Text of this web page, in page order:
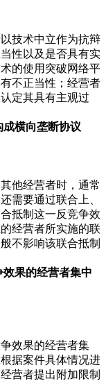
技术中立作为抗辩
性以及是否具有实
的使用突破网络平
不正当性；经营者
定其具有主观过
横向垄断协议
他经营者时，通常
需要通过联合上、
抵制这一反竞争效
经营者所实施的联
不影响该联合抵制
果的经营者集中
效果的经营者集
据案件具体情况进
营者提出附加限制